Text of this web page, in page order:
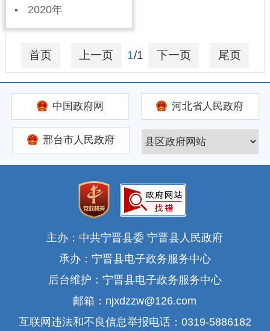
2020年
告
2025-01-23
首页 上一页 1/1 下一页 尾页
中国政府网 河北省人民政府
邢台市人民政府
主办：中共宁晋县委 宁晋县人民政府
承办：宁晋县电子政务服务中心
后台维护：宁晋县电子政务服务中心
邮箱：njxdzzw@126.com
互联网违法和不良信息举报电话：0319-5886182